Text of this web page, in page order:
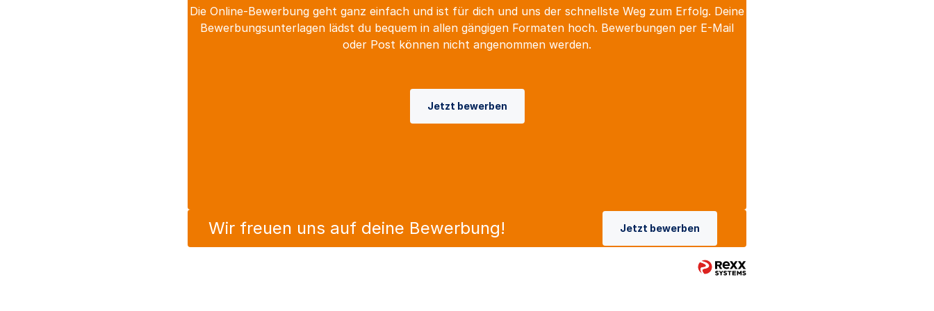
Die Online-Bewerbung geht ganz einfach und ist für dich und uns der schnellste Weg zum Erfolg. Deine
Bewerbungsunterlagen lädst du bequem in allen gängigen Formaten hoch. Bewerbungen per E-Mail
oder Post können nicht angenommen werden.
Jetzt bewerben
Wir freuen uns auf deine Bewerbung! Jetzt bewerben